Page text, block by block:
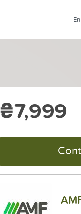
en
₴7,999